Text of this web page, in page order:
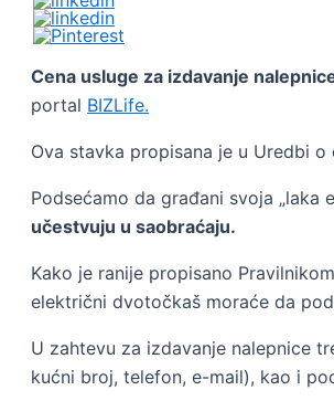
Cena usluge za izdavanje
portal BIZLife.
Ova stavka propisana je u Uredbi
Podsećamo da građani svoja
učestvuju u saobraćaju.
Kako je ranije propisano
električni dvotočkaš moraće da
U zahtevu za izdavanje nalepnice
kućni broj, telefon, e-mail), kao i